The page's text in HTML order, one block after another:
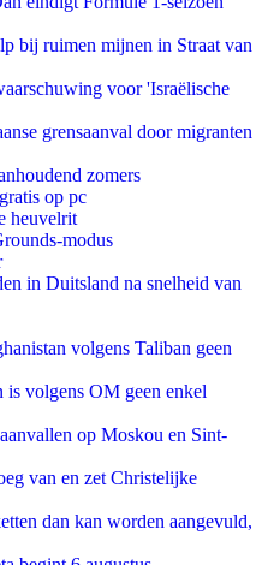
bij ruimen mijnen in Straat van
voor 'Israëlische
grensaanval door migranten
zomers
op pc
heuvelrit
modus
in Duitsland na snelheid van
volgens Taliban geen
is volgens OM geen enkel
op Moskou en Sint-
van en zet Christelijke
dan kan worden aangevuld,